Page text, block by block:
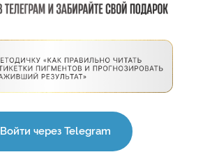
Войти через Telegram